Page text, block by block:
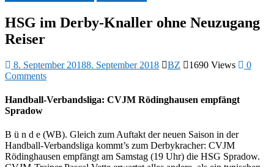
HSG im Derby-Knaller ohne Neuzugang
Reiser
8. September 20188. September 2018 BZ 1690 Views
0
Comments
Handball-Verbandsliga: CVJM Rödinghausen empfängt
Spradow
B ü n d e (WB). Gleich zum Auftakt der neuen Saison in der
Handball-Verbandsliga kommt’s zum Derbykracher: CVJM
Rödinghausen empfängt am Samstag (19 Uhr) die HSG Spradow.